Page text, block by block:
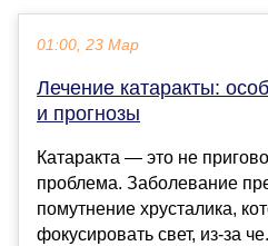
01:00, 23 Мар
Лечение катаракты:
и прогнозы
Катаракта — это не
проблема. Заболевание
помутнение хрусталика,
фокусировать свет, из-за